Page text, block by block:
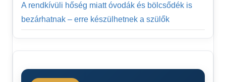
A rendkívüli hőség miatt óvodák és bölcsődék is
bezárhatnak – erre készülhetnek a szülők